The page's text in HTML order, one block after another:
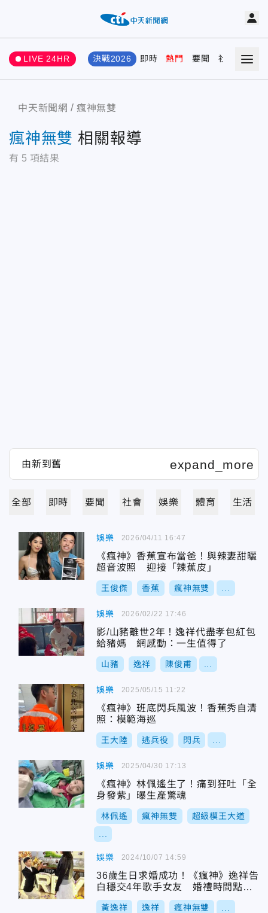
LIVE 24HR 決戰2026 即時 熱門 要聞 社會 娛樂
中天新聞網 瘋神無雙
瘋神無雙 相關報導
有 5 項結果
全部 即時 要聞 社會 娛樂 體育 生活
娛樂
《瘋神》香蕉宣布當爸！與辣妻甜曬
超音波照 迎接「辣蕉皮」
王俊傑 香蕉 瘋神無雙
2026/04/11 16:47
娛樂
影/山豬離世2年！逸祥代盡孝包紅包
給豬媽 網感動：一生值得了
山豬 逸祥 陳俊甫
2026/02/22 17:46
娛樂
《瘋神》班底閃兵風波！香蕉秀自清
照：模範海巡
王大陸 逃兵役 閃兵
2025/05/15 11:22
娛樂
《瘋神》林佩遙生了！痛到狂吐「全
身發紫」曝生產驚魂
林佩遙 瘋神無雙 超級模王大道
2025/04/30 17:13
娛樂
36歲生日求婚成功！《瘋神》逸祥告
白穩交4年歌手女友 婚禮時間點曝
光
黃逸祥 逸祥 瘋神無雙
2024/10/07 14:59